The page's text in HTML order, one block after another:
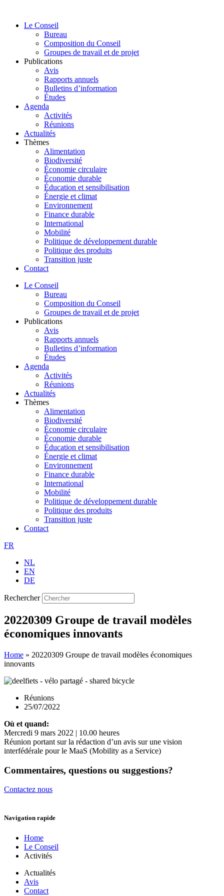
contenuLe Conseil
Bureau
Composition du Conseil
Groupes de travail et de projet
Publications
Avis
Rapports annuels
Bulletins d’information
Études
Agenda
Activités
Réunions
Actualités
Thèmes
Alimentation
Biodiversité
Économie circulaire
Économie durable
Éducation et sensibilisation
Énergie et climat
Environnement
Finance durable
International
Mobilité
Politique de développement durable
Politique des produits
Transition juste
Contact
Le Conseil
Bureau
Composition du Conseil
Groupes de travail et de projet
Publications
Avis
Rapports annuels
Bulletins d’information
Études
Agenda
Activités
Réunions
Actualités
Thèmes
Alimentation
Biodiversité
Économie circulaire
Économie durable
Éducation et sensibilisation
Énergie et climat
Environnement
Finance durable
International
Mobilité
Politique de développement durable
Politique des produits
Transition juste
Contact
FR
NL
EN
DE
Rechercher
20220309 Groupe de travail modèles
économiques innovants
Home » 20220309 Groupe de travail modèles économiques
innovants
Réunions
25/07/2022
Où et quand:
Mercredi 9 mars 2022 | 10.00 heures
Réunion portant sur la rédaction d’un avis sur une vision
interfédérale pour le MaaS (Mobility as a Service)
Commentaires, questions ou suggestions?
Contactez nous
Navigation rapide
Home
Le Conseil
Activités
Actualités
Avis
Contact